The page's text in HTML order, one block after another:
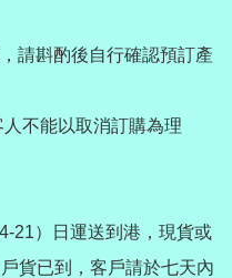
請斟酌後自行確認預訂產
不能以取消訂購為理
21）日運送到港，現貨或
貨已到，客戶請於七天內